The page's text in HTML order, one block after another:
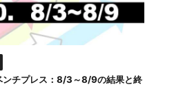
ンチプレス：8/3～8/9の結果と終